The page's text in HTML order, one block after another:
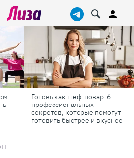
Готовь как шеф-повар: 6
профессиональных
секретов, которые помогут
готовить быстрее и вкуснее